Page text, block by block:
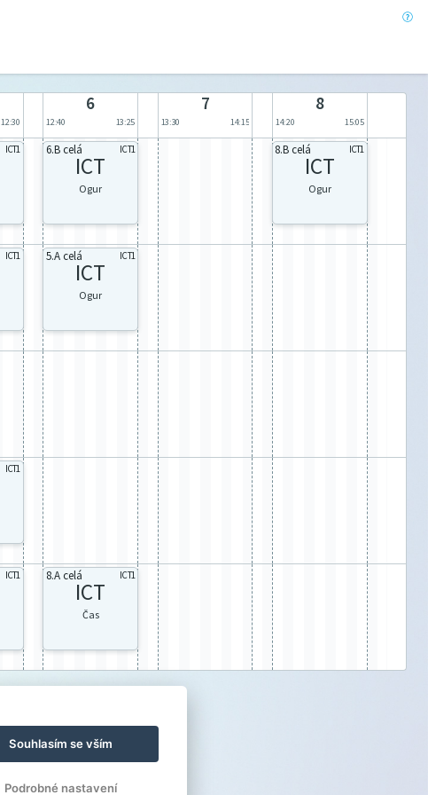
12:30
6
12:40 13:25
7
13:30 14:15
8
14:20 15:05
ICT1 6.B celá ICT1
ICT
Ogur
8.B celá ICT1
ICT
Ogur
ICT1 5.A celá ICT1
ICT
Ogur
ICT1
ICT1 8.A celá ICT1
ICT
Čas
Souhlasím se vším
Podrobné nastavení